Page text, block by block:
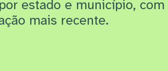
estado e município, com
mais recente.